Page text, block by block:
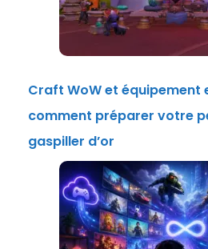
Craft WoW et équipement
comment préparer votre
gaspiller d’or